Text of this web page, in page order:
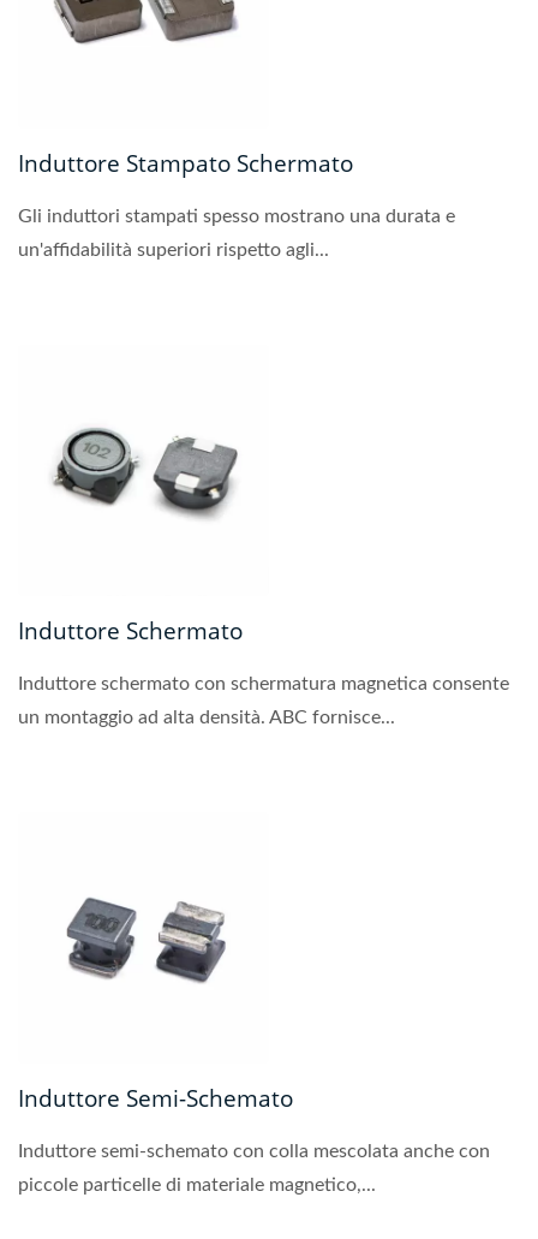
Induttore Stampato Schermato
Gli induttori stampati spesso mostrano una durata e
un'affidabilità superiori rispetto agli...
Induttore Schermato
Induttore schermato con schermatura magnetica consente
un montaggio ad alta densità. ABC fornisce...
Induttore Semi-Schemato
Induttore semi-schemato con colla mescolata anche con
piccole particelle di materiale magnetico,...